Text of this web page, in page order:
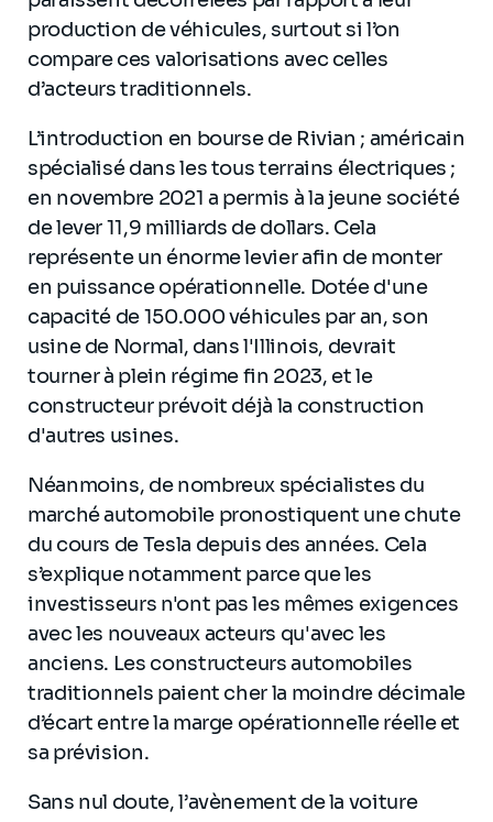
production de véhicules, surtout si l’on
compare ces valorisations avec celles
d’acteurs traditionnels.
L’introduction en bourse de Rivian ; américain
spécialisé dans les tous terrains électriques ;
en novembre 2021 a permis à la jeune société
de lever 11,9 milliards de dollars. Cela
représente un énorme levier afin de monter
en puissance opérationnelle. Dotée d'une
capacité de 150.000 véhicules par an, son
usine de Normal, dans l'Illinois, devrait
tourner à plein régime fin 2023, et le
constructeur prévoit déjà la construction
d'autres usines.
Néanmoins, de nombreux spécialistes du
marché automobile pronostiquent une chute
du cours de Tesla depuis des années. Cela
s’explique notamment parce que les
investisseurs n'ont pas les mêmes exigences
avec les nouveaux acteurs qu'avec les
anciens. Les constructeurs automobiles
traditionnels paient cher la moindre décimale
d’écart entre la marge opérationnelle réelle et
sa prévision.
Sans nul doute, l’avènement de la voiture